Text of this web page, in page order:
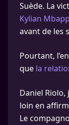
Suède. La
Kylian
avant de les
Pourtant,
que la
Daniel
loin en
Le